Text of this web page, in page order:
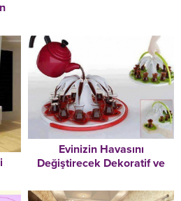
Evinizin Havasını
Değiştirecek Dekoratif ve